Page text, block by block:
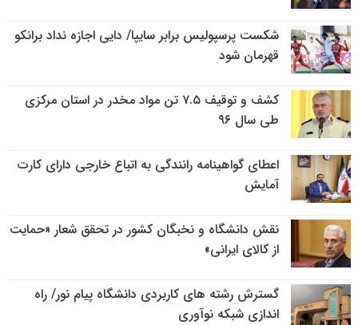
شکست پرسپولیس برابر سایپا/ دایی اجازه نداد برانکو
قهرمان شود
کشف و توقیف ۷.۵ تن مواد مخدر در استان مرکزی
طی سال ۹۶
اعطای گواهینامه رانندگی به اتباع خارجی دارای کارت
آمایش
نقش دانشگاه و نخبگان کشور در تحقق شعار «حمایت
از کالای ایرانی»
گسترش رشته های کاربردی دانشگاه پیام نور/ راه
اندازی شبکه نوآوری